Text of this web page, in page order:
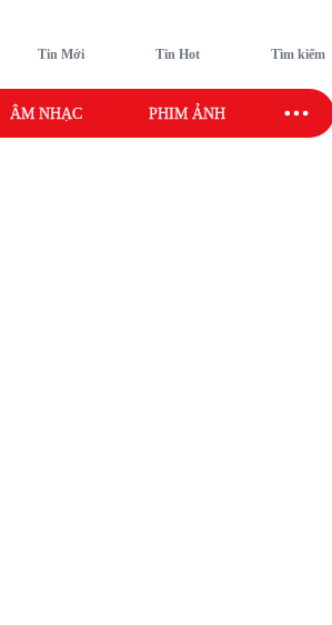
Tin Mới Tin Hot Tìm kiếm
ÂM NHẠC PHIM ẢNH SAO